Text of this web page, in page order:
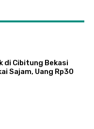
di Cibitung Bekasi
Sajam, Uang Rp30